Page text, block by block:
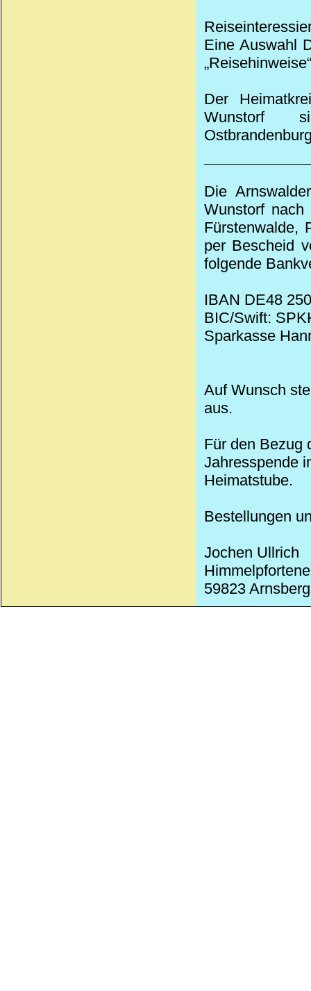
Eine Auswahl
Der
Wunstorf
DieArnswalder
Wunstorf
Fürstenwalde,
per Bescheid
folgende
IBAN DE48
BIC/Swift:
Sparkasse
Auf Wunsch
aus.
Für den Bezug
Jahresspende
Heimatstube.
Bestellungen
Jochen Ullrich
59823 Arnsberg